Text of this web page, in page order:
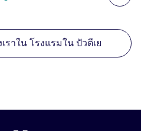
าใน โรงแรมใน ปัวตีเย